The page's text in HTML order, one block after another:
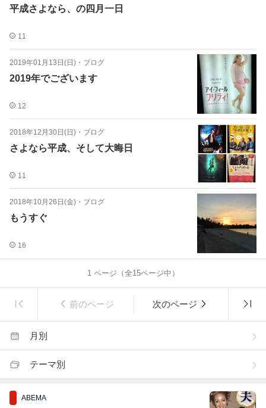
平成さよなら、の四月一日
11
2019年01月13日(日) ・ ブログ
2019年でございます
12
2018年12月30日(日) ・ ブログ
さよなら平成、そして大晦日
11
2018年10月26日(金) ・ ブログ
もうすぐ
16
1ページ（全15ページ中）
前のページ 次のページ
月別
テーマ別
ABEMA